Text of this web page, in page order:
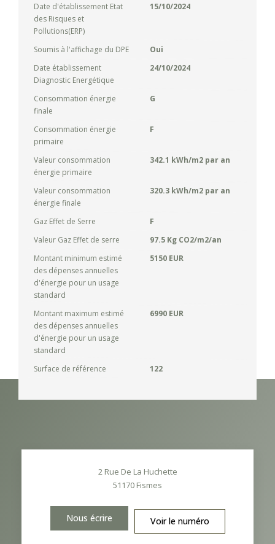
Date d'établissement Etat
des Risques et
Pollutions(ERP)
15/10/2024
Soumis à l'affichage du DPE
Oui
Date établissement
Diagnostic Energétique
24/10/2024
Consommation énergie
finale
G
Consommation énergie
primaire
F
Valeur consommation
énergie primaire
342.1 kWh/m2 par an
Valeur consommation
énergie finale
320.3 kWh/m2 par an
Gaz Effet de Serre
F
Valeur Gaz Effet de serre
97.5 Kg CO2/m2/an
Montant minimum estimé
des dépenses annuelles
d'énergie pour un usage
standard
5150 EUR
Montant maximum estimé
des dépenses annuelles
d'énergie pour un usage
standard
6990 EUR
Surface de référence 122
2 Rue De La Huchette
51170 Fismes
Nous écrire Voir le numéro